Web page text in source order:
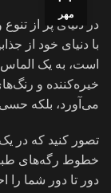
مهر
در دنیای پر از
با دنیای خود از
است، به یک
خیره‌کننده و
می‌آورد، بلکه
تصور کنید که در یک
خطوط رگه‌های
دور تا دور شما را